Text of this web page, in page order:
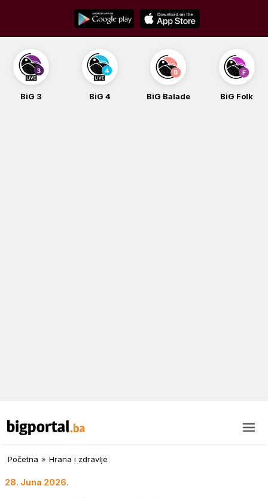
content
BiG 4 BiG Balade BiG Folk BiG iG
Početna » Hrana i zdravlje
28. Juna 2026.